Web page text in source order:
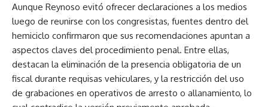
Aunque Reynoso evitó ofrecer declaraciones a los medios
luego de reunirse con los congresistas, fuentes dentro del
hemiciclo confirmaron que sus recomendaciones apuntan a
aspectos claves del procedimiento penal. Entre ellas,
destacan la eliminación de la presencia obligatoria de un
fiscal durante requisas vehiculares, y la restricción del uso
de grabaciones en operativos de arresto o allanamiento, lo